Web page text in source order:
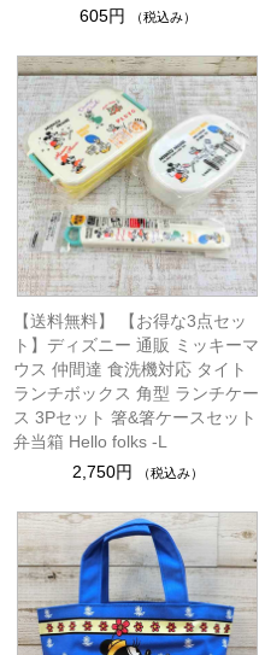
605円
（税込み）
【送料無料】 【お得な3点セッ
ト】ディズニー 通販 ミッキーマ
ウス 仲間達 食洗機対応 タイト
ランチボックス 角型 ランチケー
ス 3Pセット 箸&箸ケースセット
弁当箱 Hello folks -L
2,750円
（税込み）